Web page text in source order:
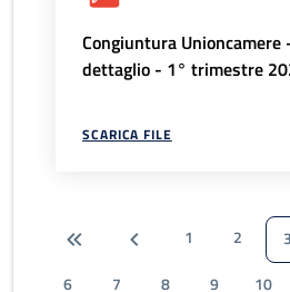
Congiuntura Unioncamere
dettaglio - 1° trimestre
SCARICA FILE
1 2 3
6
7 8 9 10